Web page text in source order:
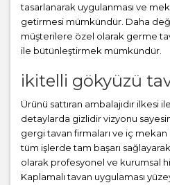
tasarlanarak uygulanması ve
getirmesi mümkündür. Daha
müşterilere özel olarak germe
ile bütünleştirmek mümkündür.
ikitelli gökyüzü
Ürünü sattıran ambalajıdır ilkesi
detaylarda gizlidir vizyonu
gergi tavan firmaları ve iç
tüm işlerde tam başarı sağlayarak
olarak profesyonel ve kurumsal
Kaplamalı tavan uygulaması